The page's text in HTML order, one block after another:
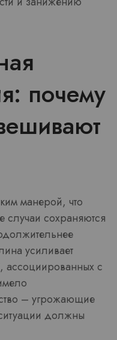
почему
манерой, что
случаи сохраняются
усиливает
ассоциированных с
– угрожающие
должны